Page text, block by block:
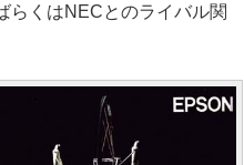
らくはNECとのライバル関